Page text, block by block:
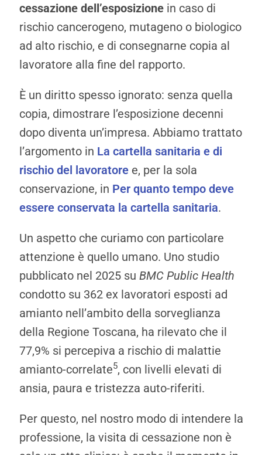
cessazione dell’esposizione in caso di
rischio cancerogeno, mutageno o biologico
ad alto rischio, e di consegnarne copia al
lavoratore alla fine del rapporto.
È un diritto spesso ignorato: senza quella
copia, dimostrare l’esposizione decenni
dopo diventa un’impresa. Abbiamo trattato
l’argomento in La cartella sanitaria e di
rischio del lavoratore e, per la sola
conservazione, in Per quanto tempo deve
essere conservata la cartella sanitaria.
Un aspetto che curiamo con particolare
attenzione è quello umano. Uno studio
pubblicato nel 2025 su BMC Public Health
condotto su 362 ex lavoratori esposti ad
amianto nell’ambito della sorveglianza
della Regione Toscana, ha rilevato che il
77,9% si percepiva a rischio di malattie
amianto-correlate5, con livelli elevati di
ansia, paura e tristezza auto-riferiti.
Per questo, nel nostro modo di intendere la
professione, la visita di cessazione non è